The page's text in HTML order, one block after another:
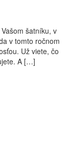
šatníku, v
v tomto ročnom
Už viete, čo
A […]